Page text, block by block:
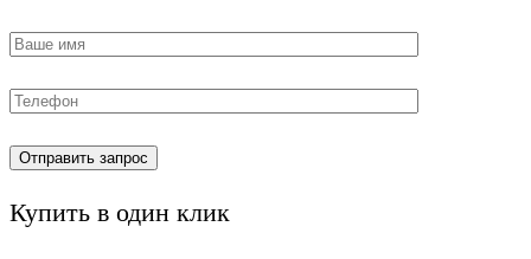
Купить в один клик